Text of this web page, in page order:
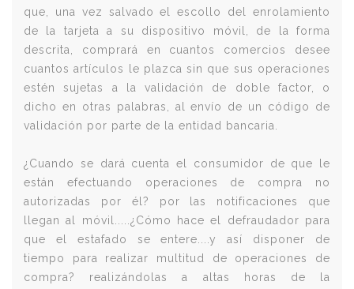
que, una vez salvado el escollo del enrolamiento
de la tarjeta a su dispositivo móvil, de la forma
descrita, comprará en cuantos comercios desee
cuantos artículos le plazca sin que sus operaciones
estén sujetas a la validación de doble factor, o
dicho en otras palabras, al envío de un código de
validación por parte de la entidad bancaria.
¿Cuando se dará cuenta el consumidor de que le
están efectuando operaciones de compra no
autorizadas por él? por las notificaciones que
llegan al móvil.....¿Cómo hace el defraudador para
que el estafado se entere....y así disponer de
tiempo para realizar multitud de operaciones de
compra? realizándolas a altas horas de la